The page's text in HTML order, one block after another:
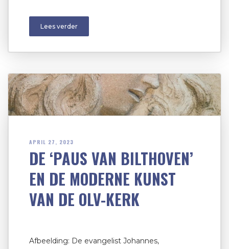
Lees verder
APRIL 27, 2023
DE ‘PAUS VAN BILTHOVEN’
EN DE MODERNE KUNST
VAN DE OLV-KERK
Afbeelding: De evangelist Johannes,